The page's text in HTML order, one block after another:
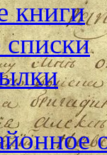
книги